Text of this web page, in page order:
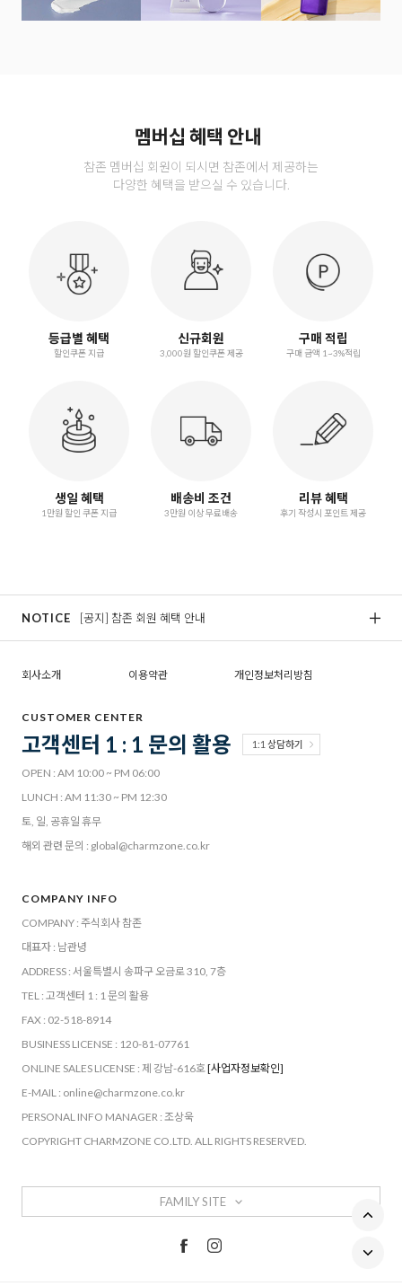
멤버십 혜택 안내
참존 멤버십 회원이 되시면 참존에서 제공하는
다양한 혜택을 받으실 수 있습니다.
등급별 혜택
할인쿠폰 지급
신규회원
3,000원 할인쿠폰 제공
구매 적립
구매 금액 1~3%적립
생일 혜택
1만원 할인 쿠폰 지급
배송비 조건
3만원 이상 무료배송
리뷰 혜택
후기 작성시 포인트 제공
NOTICE [공지] 참존 회원 혜택 안내
회사소개 이용약관 개인정보처리방침
CUSTOMER CENTER
고객센터 1 : 1 문의 활용 1:1 상담하기
OPEN : AM 10:00 ~ PM 06:00
LUNCH : AM 11:30 ~ PM 12:30
토, 일, 공휴일 휴무
해외 관련 문의 : global@charmzone.co.kr
COMPANY INFO
COMPANY : 주식회사 참존
대표자 : 남관녕
ADDRESS : 서울특별시 송파구 오금로 310, 7층
TEL : 고객센터 1 : 1 문의 활용
FAX : 02-518-8914
BUSINESS LICENSE : 120-81-07761
ONLINE SALES LICENSE : 제 강남-616호[사업자정보확인]
E-MAIL : online@charmzone.co.kr
PERSONAL INFO MANAGER : 조상욱
COPYRIGHT CHARMZONE CO.LTD. ALL RIGHTS RESERVED.
FAMILY SITE